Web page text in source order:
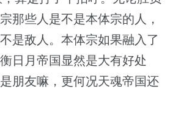
那些人是不是本体宗的人，
是敌人。本体宗如果融入了
日月帝国显然是大有好处
朋友嘛，更何况天魂帝国还